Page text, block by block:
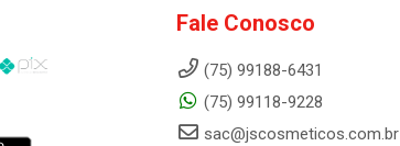
Fale Conosco
(75) 99188-6431
(75) 99118-9228
sac@jscosmeticos.com.br